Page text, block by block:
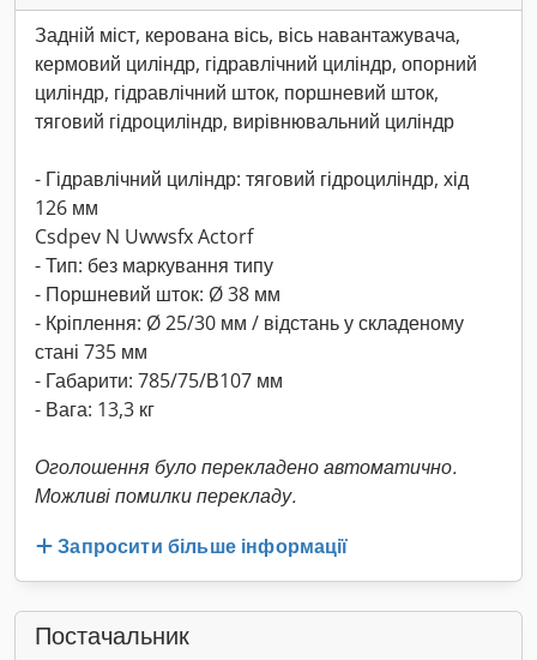
Задній міст, керована вісь, вісь навантажувача,
кермовий циліндр, гідравлічний циліндр, опорний
циліндр, гідравлічний шток, поршневий шток,
тяговий гідроциліндр, вирівнювальний циліндр
- Гідравлічний циліндр: тяговий гідроциліндр, хід
126 мм
Csdpev N Uwwsfx Actorf
- Тип: без маркування типу
- Поршневий шток: Ø 38 мм
- Кріплення: Ø 25/30 мм / відстань у складеному
стані 735 мм
- Габарити: 785/75/В107 мм
- Вага: 13,3 кг
Оголошення було перекладено автоматично.
Можливі помилки перекладу.
Запросити більше інформації
Постачальник